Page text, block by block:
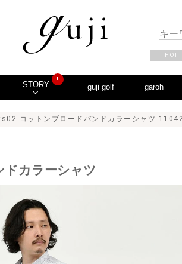
HOT
STORY
!
guji golf garoh
コットンブロードバンドカラーシャツ